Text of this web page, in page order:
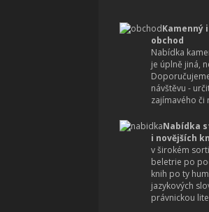
Kamenný
obchod
Nabídka
je úplně jiná,
návštěvu -
zajímavého
Nabídka
i novějších
v širokém
beletrie po
knih po ty
jazykových
právnickou